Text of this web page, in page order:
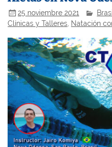
25 noviembre 2021
Clínicas y Talleres, Natación